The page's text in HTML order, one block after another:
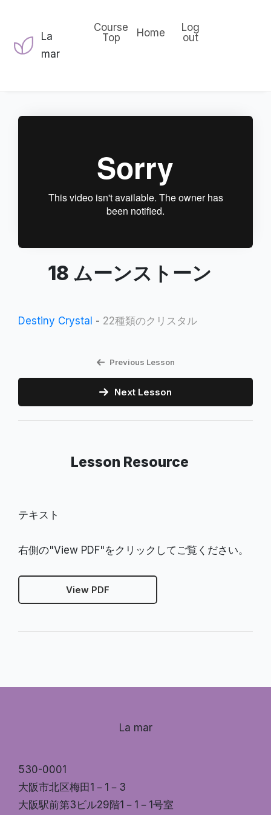
La
mar
Course
Top
Home
Log
out
18 ムーンストーン
Destiny Crystal - 22種類のクリスタル
Previous Lesson
Next Lesson
Lesson Resource
テキスト
右側の"View PDF"をクリックしてご覧ください。
View PDF
La mar
530-0001
大阪市北区梅田1－1－3
大阪駅前第3ビル29階1－1－1号室